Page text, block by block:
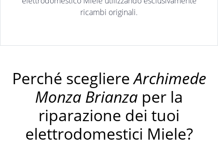
ricambi originali.
Perché scegliereArchimede
Monza Brianza per la
riparazione dei tuoi
elettrodomestici Miele?